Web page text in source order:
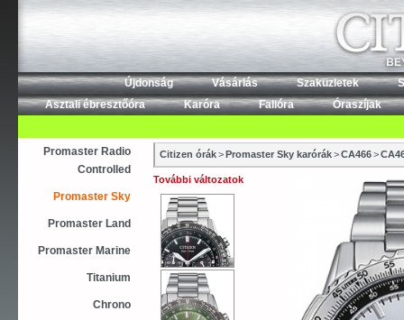
Újdonság Vásárlás Szaküzletek
Asztali ébresztőóra
Karóra Falióra Óraszíjak
Promaster Radio
Controlled
Promaster Sky
Promaster Land
Promaster Marine
Titanium
Chrono
Citizen órák>Promaster Sky karórák>CA466>
További változatok